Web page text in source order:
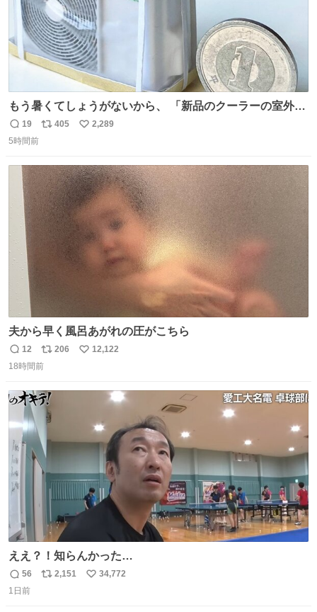
もう暑くてしょうがないから、 「新品のクーラーの室外機
のミニチュア」 でも見ていってよ
返
信
19
リ
ト
数
405
い
数
2,289
5時間前
夫から早く風呂あがれの圧がこちら
返
信
12
リ
ポ
ト
数
206
い
12,122
18時間前
ええ？！知らんかった…
返
信
56
リ
2,151
い
34,772
1日前